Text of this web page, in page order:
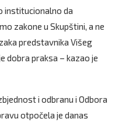
institucionalno da
zakone u Skupštini, a ne
predstavnika Višeg
dobra praksa – kazao je
i odbranu i Odbora
otpočela je danas